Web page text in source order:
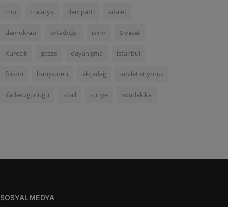
chp malatya demparti adalet
demokrasi ortadoğu izmir Siyaset
Kurecik gazze dayanışma istanbul
filistin barışsüreci akçadağ adaletistiyoruz
ifadeözgürlüğü israil suriye sondakika
SOSYAL MEDYA